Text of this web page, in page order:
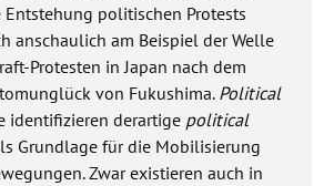
politischen Protests
anschaulich am Beispiel der Welle
Protesten in Japan nach dem
von Fukushima.Political
identifizieren derartige political
Grundlage für die Mobilisierung
Zwar existieren auch in